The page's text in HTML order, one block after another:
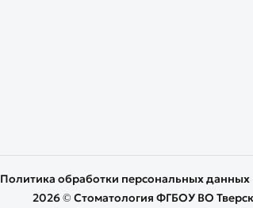
2026 © Стоматология ФГБОУ ВО
Политика обработки персональных данных